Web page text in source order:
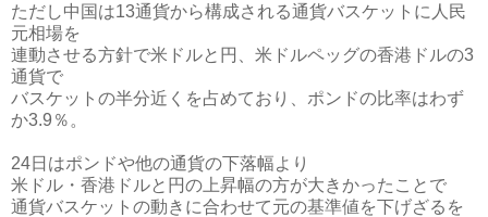
ただし中国は13通貨から構成される通貨バスケットに人民
元相場を
連動させる方針で米ドルと円、米ドルペッグの香港ドルの3
通貨で
バスケットの半分近くを占めており、ポンドの比率はわず
か3.9％。
24日はポンドや他の通貨の下落幅より
米ドル・香港ドルと円の上昇幅の方が大きかったことで
通貨バスケットの動きに合わせて元の基準値を下げざるを